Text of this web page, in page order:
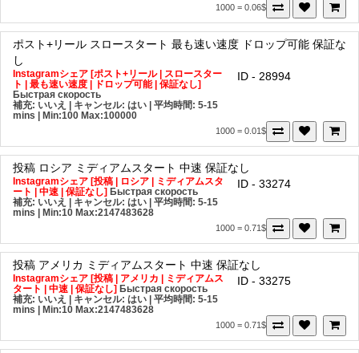
1000 = 0.06$
ポスト+リール スロースタート 最も速い速度 ドロップ可能 保証な
し
Instagramシェア [ポスト+リール | スロースター
ト | 最も速い速度 | ドロップ可能 | 保証なし]
Быстрая скорость
補充: いいえ | キャンセル: はい | 平均時間: 5-15
mins
| Min:100 Max:100000
ID - 28994
1000 = 0.01$
投稿 ロシア ミディアムスタート 中速 保証なし
Instagramシェア [投稿 | ロシア | ミディアムスタ
ート | 中速 | 保証なし] Быстрая скорость
補充: いいえ | キャンセル: はい | 平均時間: 5-15
mins
| Min:10 Max:2147483628
ID - 33274
1000 = 0.71$
投稿 アメリカ ミディアムスタート 中速 保証なし
Instagramシェア [投稿 | アメリカ | ミディアムス
タート | 中速 | 保証なし] Быстрая скорость
補充: いいえ | キャンセル: はい | 平均時間: 5-15
mins
| Min:10 Max:2147483628
ID - 33275
1000 = 0.71$